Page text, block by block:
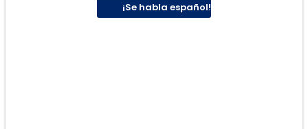
¡Se habla español!